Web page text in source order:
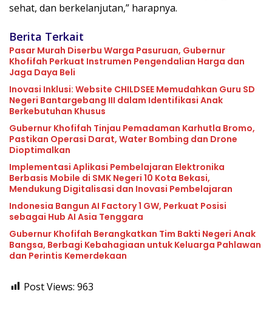
sehat, dan berkelanjutan,” harapnya.
Berita Terkait
Pasar Murah Diserbu Warga Pasuruan, Gubernur
Khofifah Perkuat Instrumen Pengendalian Harga dan
Jaga Daya Beli
Inovasi Inklusi: Website CHILDSEE Memudahkan Guru SD
Negeri Bantargebang III dalam Identifikasi Anak
Berkebutuhan Khusus
Gubernur Khofifah Tinjau Pemadaman Karhutla Bromo,
Pastikan Operasi Darat, Water Bombing dan Drone
Dioptimalkan
Implementasi Aplikasi Pembelajaran Elektronika
Berbasis Mobile di SMK Negeri 10 Kota Bekasi,
Mendukung Digitalisasi dan Inovasi Pembelajaran
Indonesia Bangun AI Factory 1 GW, Perkuat Posisi
sebagai Hub AI Asia Tenggara
Gubernur Khofifah Berangkatkan Tim Bakti Negeri Anak
Bangsa, Berbagi Kebahagiaan untuk Keluarga Pahlawan
dan Perintis Kemerdekaan
Post Views: 963